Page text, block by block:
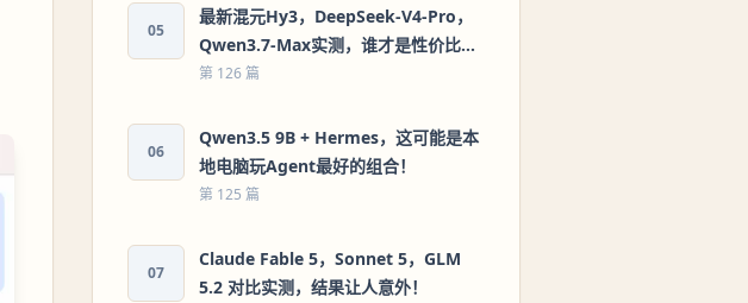
05
最新混元Hy3，DeepSeek-V4-Pro，
Qwen3.7-Max实测，谁才是性价比之
王？
第 126 篇
06
Qwen3.5 9B + Hermes，这可能是本
地电脑玩Agent最好的组合！
第 125 篇
07
Claude Fable 5，Sonnet 5，GLM
5.2 对比实测，结果让人意外！